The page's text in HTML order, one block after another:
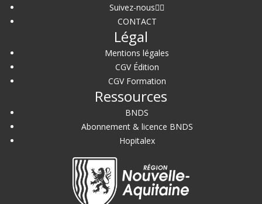
Suivez-nous
CONTACT
Légal
Mentions légales
CGV Édition
CGV Formation
Ressources
BNDS
Abonnement & licence BNDS
Hopitalex